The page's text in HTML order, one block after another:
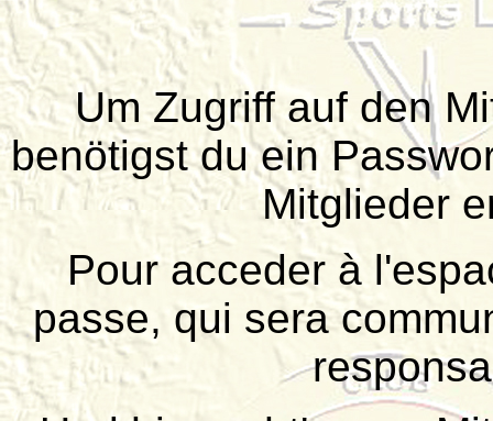
Um Zugriff auf den
benötigst du ein
Mitglieder
Pour acceder à
passe, qui sera